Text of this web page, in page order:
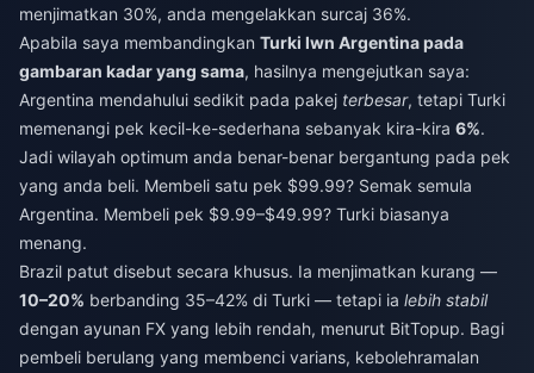
menjimatkan 30%, anda mengelakkan surcaj 36%.
Apabila saya membandingkan Turki lwn Argentina pada
gambaran kadar yang sama, hasilnya mengejutkan saya:
Argentina mendahului sedikit pada pakej terbesar, tetapi Turki
memenangi pek kecil-ke-sederhana sebanyak kira-kira 6%.
Jadi wilayah optimum anda benar-benar bergantung pada pek
yang anda beli. Membeli satu pek $99.99? Semak semula
Argentina. Membeli pek $9.99–$49.99? Turki biasanya
menang.
Brazil patut disebut secara khusus. Ia menjimatkan kurang —
10–20% berbanding 35–42% di Turki — tetapi ia lebih stabil
dengan ayunan FX yang lebih rendah, menurut BitTopup. Bagi
pembeli berulang yang membenci varians, kebolehramalan